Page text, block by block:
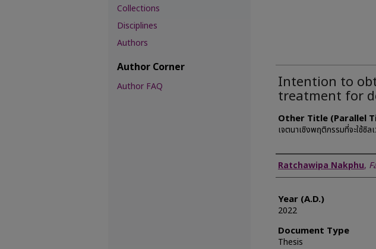
Intention to
treatment for
Other Title (Parallel
เจตนาเชิงพฤติกรรมที่จะใช้ซิ
Author
Ratchawipa Nakphu,
Year (A.D.)
2022
Document Type
Thesis
Collections
Disciplines
Authors
Author Corner
Author FAQ